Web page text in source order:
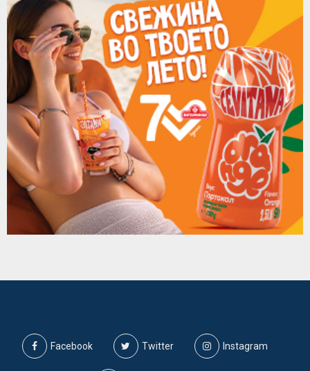
Facebook Twitter Instagram